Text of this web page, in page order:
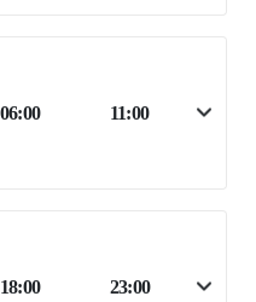
06:00 11:00
18:00 23:00